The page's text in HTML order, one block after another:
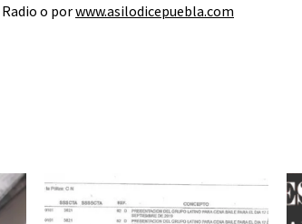
o porwww.asilodicepuebla.com